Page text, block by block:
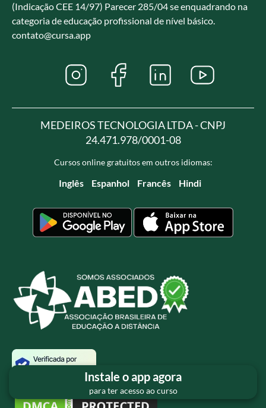
Instale o app agora
para ter acesso ao curso
(Indicação CEE 14/97) Parecer 285/04 se enquadrando na
categoria de educação profissional de nível básico.
contato@cursa.app
MEDEIROS TECNOLOGIA LTDA - CNPJ
24.471.978/0001-08
Cursos online gratuitos em outros idiomas:
Inglês Espanhol Francês Hindi